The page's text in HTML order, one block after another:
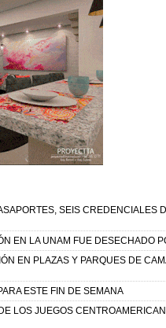
SEIS CREDENCIALES
EN LA UNAM FUE DESECHADO
EN PLAZAS Y PARQUES DE
ESTE FIN DE SEMANA
LOS JUEGOS